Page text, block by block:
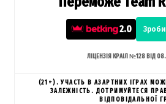
2.0
ЛІЦЕНЗІЯ КРАІЛ №128 ВІД
(21+). УЧАСТЬ В АЗАРТНИХ ІГРАХ
ЗАЛЕЖНІСТЬ. ДОТРИМУЙТЕСЯ
ВІДПОВІДАЛЬНОЇ